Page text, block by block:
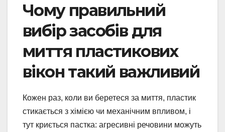
Чому правильний
вибір засобів для
миття пластикових
вікон такий важливий
Кожен раз, коли ви беретеся за миття, пластик
стикається з хімією чи механічним впливом, і
тут криється пастка: агресивні речовини можуть